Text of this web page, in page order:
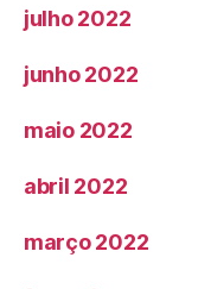
julho 2022
junho 2022
maio 2022
abril 2022
março 2022